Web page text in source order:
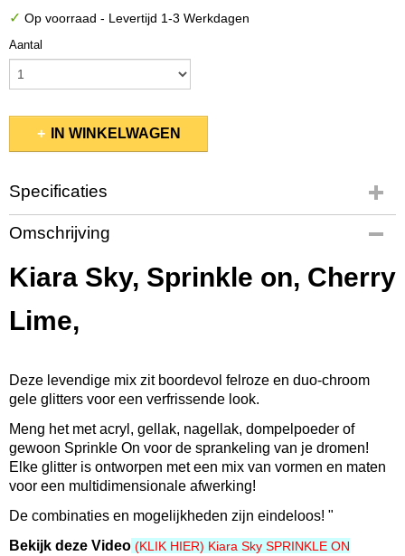
✓ Op voorraad - Levertijd 1-3 Werkdagen
Aantal
IN WINKELWAGEN
Specificaties
Productcode
KSSP241
EAN code
600300692310
SP241
Afmetingen (l,b,h)
5 x 5 x 4,50 cm
Omschrijving
Kiara Sky, Sprinkle on, Cherry
Lime,
Deze levendige mix zit boordevol felroze en duo-chroom
gele glitters voor een verfrissende look.
Meng het met acryl, gellak, nagellak, dompelpoeder of
gewoon Sprinkle On voor de sprankeling van je dromen!
Elke glitter is ontworpen met een mix van vormen en maten
voor een multidimensionale afwerking!
De combinaties en mogelijkheden zijn eindeloos! "
Bekijk deze Video (KLIK HIER) Kiara Sky SPRINKLE ON